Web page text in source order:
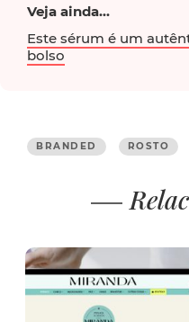
Veja ainda...
Este sérum é um
bolso
BRANDED ROSTO